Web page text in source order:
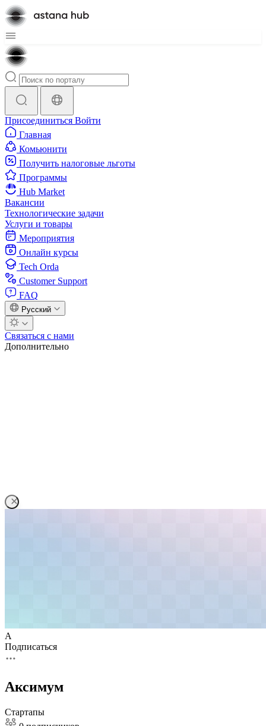
Присоединиться Войти
Главная
Комьюнити
Получить налоговые льготы
Программы
Hub Market
Вакансии
Технологические задачи
Услуги и товары
Мероприятия
Онлайн курсы
Tech Orda
Customer Support
FAQ
Русский
Связаться с нами
Дополнительно
А
Подписаться
Аксимум
Стартапы